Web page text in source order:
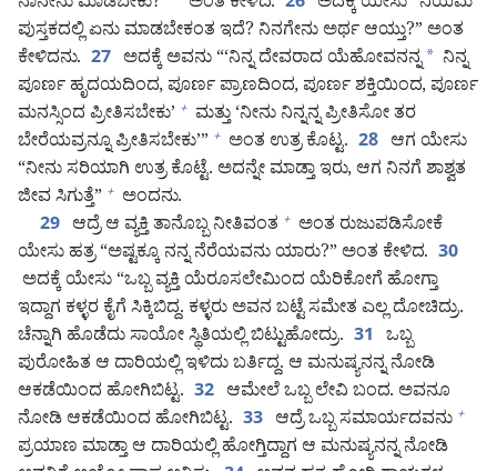
ಪುಸ್ತಕದಲ್ಲಿ ಏನು ಮಾಡಬೇಕಂತ ಇದೆ? ನಿನಗೇನು ಅರ್ಥ ಆಯ್ತು?” ಅಂತ
ಕೇಳಿದನು. 27 ಅದಕ್ಕೆ ಅವನು “‘ನಿನ್ನ ದೇವರಾದ ಯೆಹೋವನನ್ನ * ನಿನ್ನ
ಪೂರ್ಣ ಹೃದಯದಿಂದ, ಪೂರ್ಣ ಪ್ರಾಣದಿಂದ, ಪೂರ್ಣ ಶಕ್ತಿಯಿಂದ, ಪೂರ್ಣ
ಮನಸ್ಸಿಂದ ಪ್ರೀತಿಸಬೇಕು’ + ಮತ್ತು ‘ನೀನು ನಿನ್ನನ್ನ ಪ್ರೀತಿಸೋ ತರ
ಬೇರೆಯವ್ರನ್ನೂ ಪ್ರೀತಿಸಬೇಕು’” + ಅಂತ ಉತ್ರ ಕೊಟ್ಟ. 28 ಆಗ ಯೇಸು
“ನೀನು ಸರಿಯಾಗಿ ಉತ್ರ ಕೊಟ್ಟೆ. ಅದನ್ನೇ ಮಾಡ್ತಾ ಇರು, ಆಗ ನಿನಗೆ ಶಾಶ್ವತ
ಜೀವ ಸಿಗುತ್ತೆ” + ಅಂದನು.
29 ಆದ್ರೆ ಆ ವ್ಯಕ್ತಿ ತಾನೊಬ್ಬ ನೀತಿವಂತ + ಅಂತ ರುಜುಪಡಿಸೋಕೆ
ಯೇಸು ಹತ್ರ “ಅಷ್ಟಕ್ಕೂ ನನ್ನ ನೆರೆಯವನು ಯಾರು?” ಅಂತ ಕೇಳಿದ. 30
ಅದಕ್ಕೆ ಯೇಸು “ಒಬ್ಬ ವ್ಯಕ್ತಿ ಯೆರೂಸಲೇಮಿಂದ ಯೆರಿಕೋಗೆ ಹೋಗ್ತಾ
ಇದ್ದಾಗ ಕಳ್ಳರ ಕೈಗೆ ಸಿಕ್ಕಿಬಿದ್ದ. ಕಳ್ಳರು ಅವನ ಬಟ್ಟೆ ಸಮೇತ ಎಲ್ಲ ದೋಚಿದ್ರು.
ಚೆನ್ನಾಗಿ ಹೊಡೆದು ಸಾಯೋ ಸ್ಥಿತಿಯಲ್ಲಿ ಬಿಟ್ಟುಹೋದ್ರು. 31 ಒಬ್ಬ
ಪುರೋಹಿತ ಆ ದಾರಿಯಲ್ಲಿ ಇಳಿದು ಬರ್ತಿದ್ದ. ಆ ಮನುಷ್ಯನನ್ನ ನೋಡಿ
ಆಕಡೆಯಿಂದ ಹೋಗಿಬಿಟ್ಟ. 32 ಆಮೇಲೆ ಒಬ್ಬ ಲೇವಿ ಬಂದ. ಅವನೂ
ನೋಡಿ ಆಕಡೆಯಿಂದ ಹೋಗಿಬಿಟ್ಟ. 33 ಆದ್ರೆ ಒಬ್ಬ ಸಮಾರ್ಯದವನು +
ಪ್ರಯಾಣ ಮಾಡ್ತಾ ಆ ದಾರಿಯಲ್ಲಿ ಹೋಗ್ತಿದ್ದಾಗ ಆ ಮನುಷ್ಯನನ್ನ ನೋಡಿ